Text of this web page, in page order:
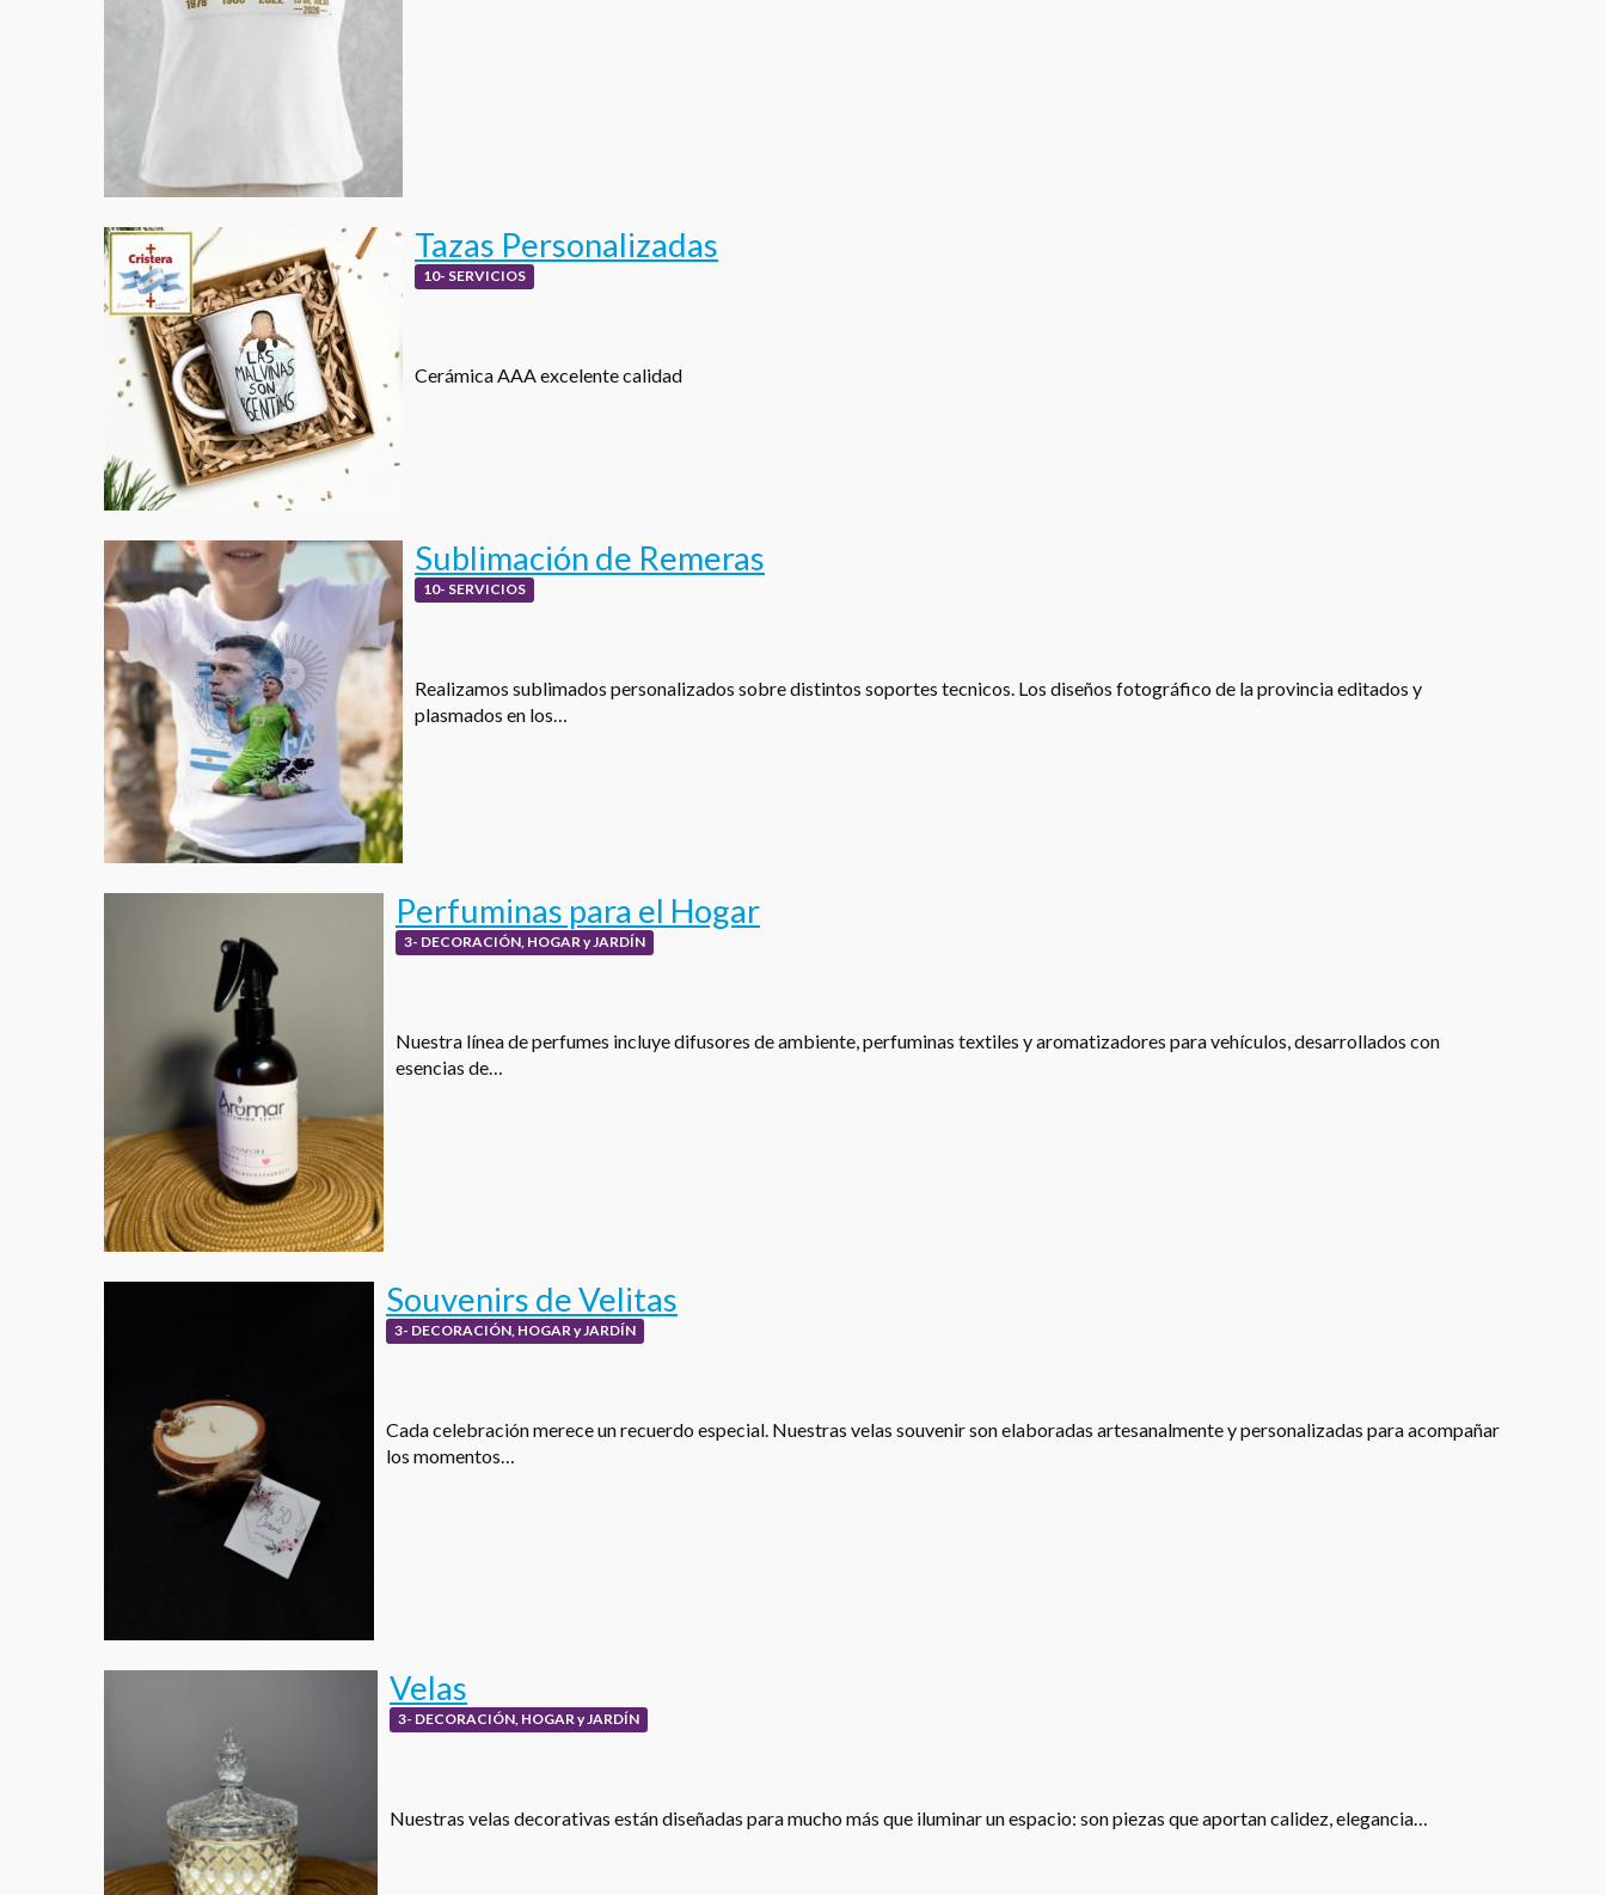
Tazas Personalizadas
10- SERVICIOS
Cerámica AAA excelente calidad
Sublimación de Remeras
10- SERVICIOS
Realizamos sublimados personalizados sobre distintos soportes tecnicos. Los diseños fotográfico de la provincia editados y
plasmados en los…
Perfuminas para el Hogar
3- DECORACIÓN, HOGAR y JARDÍN
Nuestra línea de perfumes incluye difusores de ambiente, perfuminas textiles y aromatizadores para vehículos, desarrollados con
esencias de…
Souvenirs de Velitas
3- DECORACIÓN, HOGAR y JARDÍN
Cada celebración merece un recuerdo especial. Nuestras velas souvenir son elaboradas artesanalmente y personalizadas para acompañar
los momentos…
Velas
3- DECORACIÓN, HOGAR y JARDÍN
Nuestras velas decorativas están diseñadas para mucho más que iluminar un espacio: son piezas que aportan calidez, elegancia…